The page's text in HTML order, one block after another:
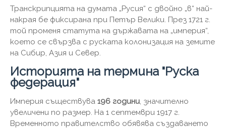
Транскрипцията на думата „Русия“ с двойно „в“ най-
накрая бе фиксирана при Петър Велики. През 1721 г.
той променя статута на държавата на „империя“,
което се свързва с руската колонизация на земите
на Сибир, Азия и Север.
Историята на термина "Руска
федерация"
Империя съществува 196 години, значително
увеличени по размер. На 1 септември 1917 г.
Временното правителство обявява създаването